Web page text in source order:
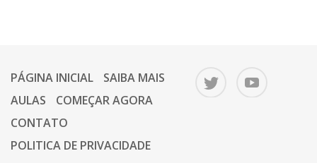
PÁGINA INICIAL
SAIBA MAIS
AULAS
COMEÇAR AGORA
CONTATO
POLITICA DE PRIVACIDADE